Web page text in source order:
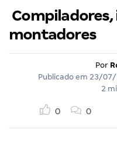
montadores
Por
Publicado em 23/07/
2
0 0